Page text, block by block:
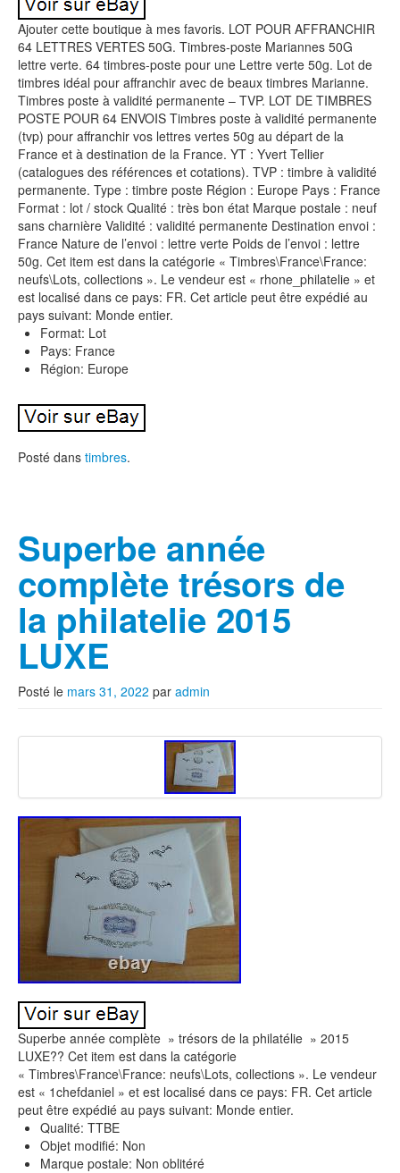
Ajouter cette boutique à mes favoris. LOT POUR AFFRANCHIR
64 LETTRES VERTES 50G. Timbres-poste Mariannes 50G
lettre verte. 64 timbres-poste pour une Lettre verte 50g. Lot de
timbres idéal pour affranchir avec de beaux timbres Marianne.
Timbres poste à validité permanente – TVP. LOT DE TIMBRES
POSTE POUR 64 ENVOIS Timbres poste à validité permanente
(tvp) pour affranchir vos lettres vertes 50g au départ de la
France et à destination de la France. YT : Yvert Tellier
(catalogues des références et cotations). TVP : timbre à validité
permanente. Type : timbre poste Région : Europe Pays : France
Format : lot / stock Qualité : très bon état Marque postale : neuf
sans charnière Validité : validité permanente Destination envoi :
France Nature de l’envoi : lettre verte Poids de l’envoi : lettre
50g. Cet item est dans la catégorie « Timbres\France\France:
neufs\Lots, collections ». Le vendeur est « rhone_philatelie » et
est localisé dans ce pays: FR. Cet article peut être expédié au
pays suivant: Monde entier.
Format: Lot
Pays: France
Région: Europe
Posté dans timbres.
Superbe année
complète trésors de
la philatelie 2015
LUXE
Posté le mars 31, 2022 par admin
Superbe année complète » trésors de la philatélie » 2015
LUXE?? Cet item est dans la catégorie
« Timbres\France\France: neufs\Lots, collections ». Le vendeur
est « 1chefdaniel » et est localisé dans ce pays: FR. Cet article
peut être expédié au pays suivant: Monde entier.
Qualité: TTBE
Objet modifié: Non
Marque postale: Non oblitéré